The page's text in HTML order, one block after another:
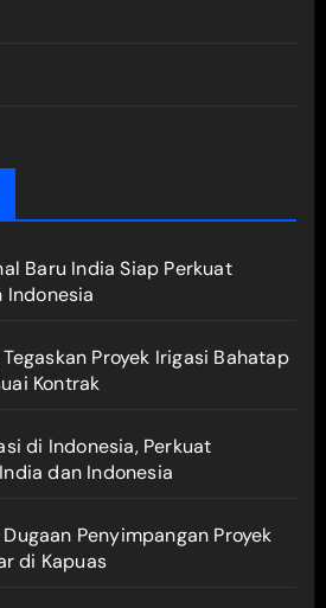
Baru India Siap Perkuat
Indonesia
Proyek Irigasi Bahatap
Kontrak
di Indonesia, Perkuat
dan Indonesia
Penyimpangan Proyek
di Kapuas